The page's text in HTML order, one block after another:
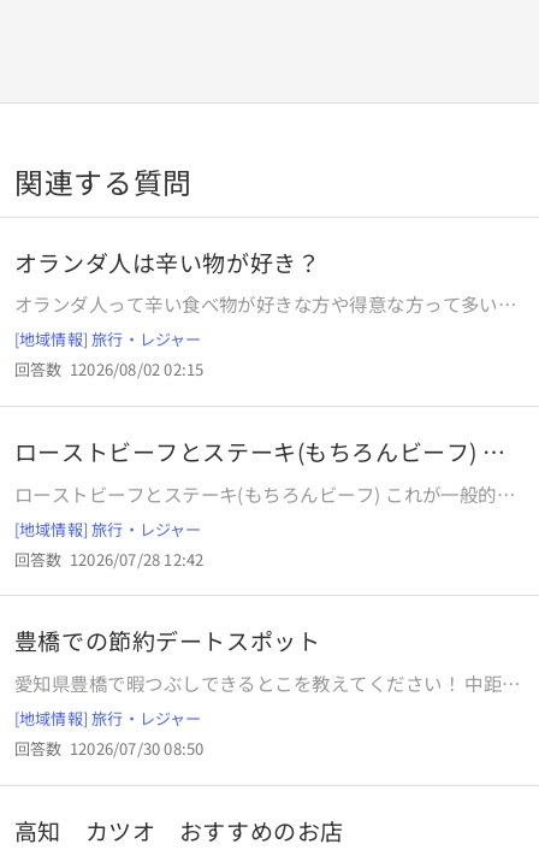
関連する質問
オランダ人は辛い物が好き？
オランダ人って辛い食べ物が好きな方や得意な方って多いの
ですか？オランダではインドネシア料理はポピュラーで家庭
でも作られたりオランダ国内にはインドネシア料理店が多く
あるみたいでインドネシア料理を皿に盛り付け並べるビュッ
フェ式のライスターフェルって言うのがあったりしますが、
は辛い食べ物が好きな方や得意な方って多いのでしょうか？
[地域情報] 旅行・レジャー
回答数 12026/08/02 02:15
ローストビーフとステーキ(もちろんビーフ) こ
れが
ローストビーフとステーキ(もちろんビーフ) これが一般的な
国では どう感覚が違うんですかね？ (薄切りだとか、昼しか
食わないとか、 夜しか食わないとか、etc) 日本での感覚とズ
レがあったりするのかと思ったので
[地域情報] 旅行・レジャー
回答数 12026/07/28 12:42
豊橋での節約デートスポット
愛知県豊橋で暇つぶしできるとこを教えてください！ 中距離
彼氏と無理なく会えるのが豊橋なのですが、お互い地元でも
ないですし、遊べる場所がわからず、どこかおすすめの場所
を教えてください！ 豊橋では何度かあっていて、海や映画
館、蒲郡の方まで行きました！！ できれば豊橋市内の中で遊
あまりお金のかからない場所でお願いします！
[地域情報] 旅行・レジャー
回答数 12026/07/30 08:50
高知 カツオ おすすめのお店